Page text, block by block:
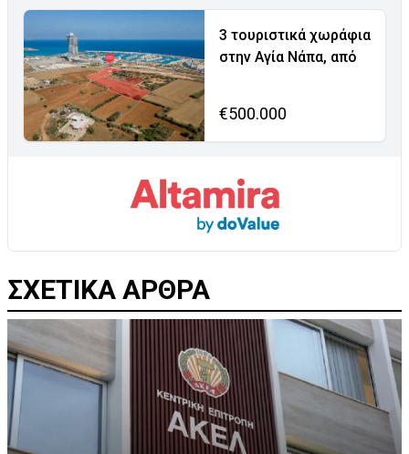
3 τουριστικά χωράφια
στην Αγία Νάπα, από
€500.000
ΣΧΕΤΙΚΑ ΑΡΘΡΑ